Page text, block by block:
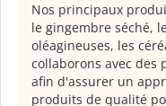
Nos principaux
le gingembre séché,
oléagineuses, les
collaborons avec des
afin d'assurer un
produits de qualité